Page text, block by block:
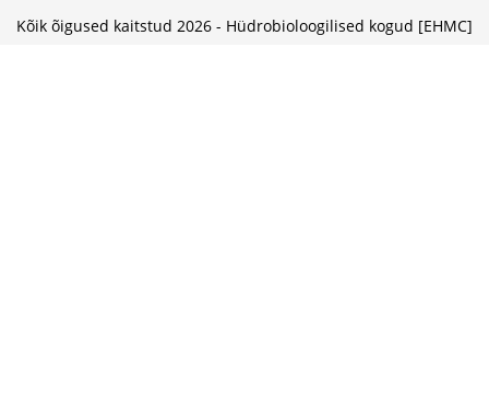
Kõik õigused kaitstud 2026 - Hüdrobioloogilised kogud [EHMC]